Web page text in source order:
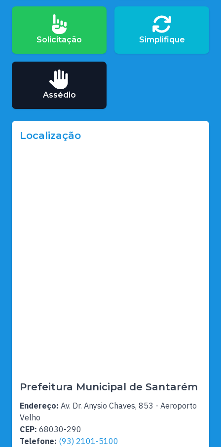
Solicitação Simplifique
Assédio
Localização
Prefeitura Municipal de Santarém
Endereço: Av. Dr. Anysio Chaves, 853 - Aeroporto
Velho
CEP: 68030-290
Telefone: (93) 2101-5100